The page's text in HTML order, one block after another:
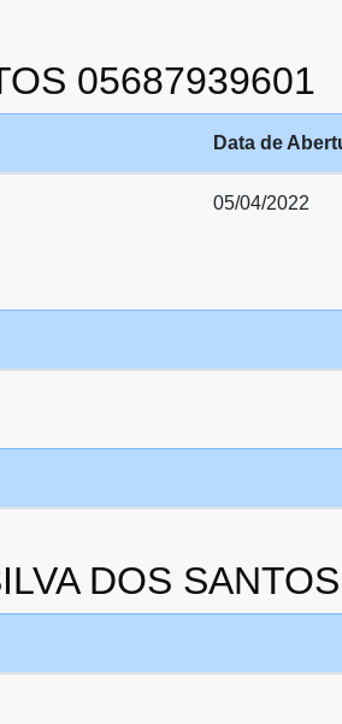
05687939601
Data de
05/04/2022
DOS